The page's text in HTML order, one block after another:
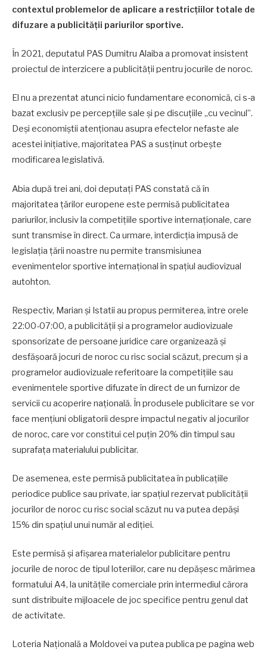
contextul problemelor de aplicare a restricțiilor totale de
difuzare a publicității pariurilor sportive.
În 2021, deputatul PAS Dumitru Alaiba a promovat insistent
proiectul de interzicere a publicității pentru jocurile de noroc.
El nu a prezentat atunci nicio fundamentare economică, ci s-a
bazat exclusiv pe percepțiile sale și pe discuțiile „cu vecinul”.
Deși economiștii atenționau asupra efectelor nefaste ale
acestei inițiative, majoritatea PAS a susținut orbește
modificarea legislativă.
Abia după trei ani, doi deputați PAS constată că în
majoritatea țărilor europene este permisă publicitatea
pariurilor, inclusiv la competițiile sportive internaționale, care
sunt transmise în direct. Ca urmare, interdicția impusă de
legislația țării noastre nu permite transmisiunea
evenimentelor sportive internațional în spațiul audiovizual
autohton.
Respectiv, Marian și Istatii au propus permiterea, între orele
22:00-07:00, a publicității și a programelor audiovizuale
sponsorizate de persoane juridice care organizează și
desfășoară jocuri de noroc cu risc social scăzut, precum și a
programelor audiovizuale referitoare la competițiile sau
evenimentele sportive difuzate în direct de un furnizor de
servicii cu acoperire națională. În produsele publicitare se vor
face mențiuni obligatorii despre impactul negativ al jocurilor
de noroc, care vor constitui cel puțin 20% din timpul sau
suprafața materialului publicitar.
De asemenea, este permisă publicitatea în publicațiile
periodice publice sau private, iar spațiul rezervat publicității
jocurilor de noroc cu risc social scăzut nu va putea depăși
15% din spațiul unui număr al ediției.
Este permisă și afișarea materialelor publicitare pentru
jocurile de noroc de tipul loteriilor, care nu depășesc mărimea
formatului A4, la unitățile comerciale prin intermediul cărora
sunt distribuite mijloacele de joc specifice pentru genul dat
de activitate.
Loteria Națională a Moldovei va putea publica pe pagina web